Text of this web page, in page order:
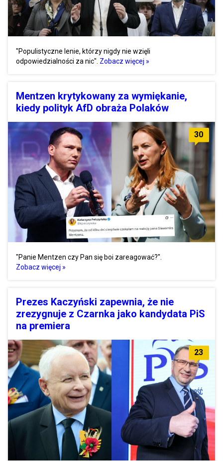
"Populistyczne lenie, którzy nigdy nie wzięli
odpowiedzialności za nic". Zobacz więcej »
Mentzen krytykowany za wymiękanie,
kiedy polityk AfD obraża Polaków
30
"Panie Mentzen czy Pan się boi zareagować?".
Zobacz więcej »
Prezes Kaczyński zapewnia, że nie
zrezygnuje z Czarnka jako kandydata PiS
na premiera
23